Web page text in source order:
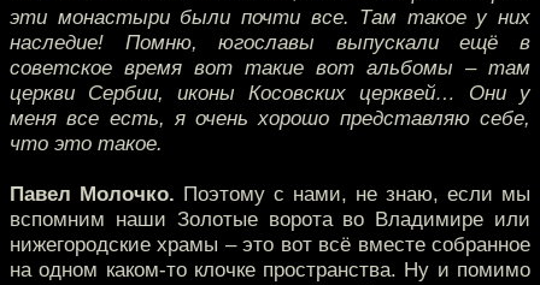
эти монастыри были почти все. Там такое у них
наследие! Помню, югославы выпускали ещё в
советское время вот такие вот альбомы – там
церкви Сербии, иконы Косовских церквей… Они у
меня все есть, я очень хорошо представляю себе,
что это такое.
Павел Молочко. Поэтому с нами, не знаю, если мы
вспомним наши Золотые ворота во Владимире или
нижегородские храмы – это вот всё вместе собранное
на одном каком-то клочке пространства. Ну и помимо